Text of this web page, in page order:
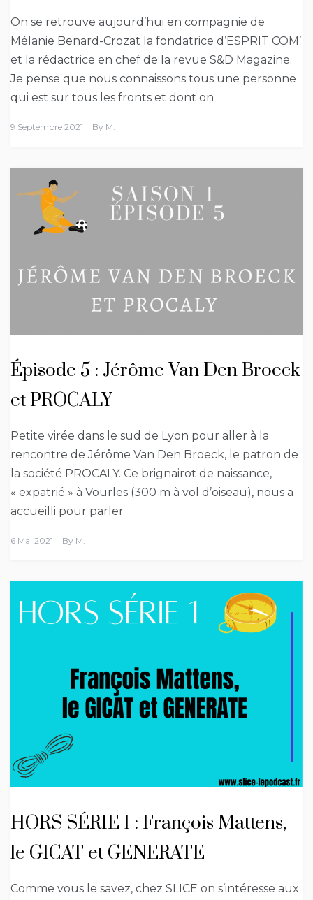
On se retrouve aujourd’hui en compagnie de
Mélanie Benard-Crozat la fondatrice d’ESPRIT COM’
et la rédactrice en chef de la revue S&D Magazine.
Je pense que nous connaissons tous une personne
qui est sur tous les fronts et dont on
9 Septembre 2021 By M.
Épisode 5 : Jérôme Van Den Broeck
et PROCALY
Petite virée dans le sud de Lyon pour aller à la
rencontre de Jérôme Van Den Broeck, le patron de
la société PROCALY. Ce brignairot de naissance,
« expatrié » à Vourles (300 m à vol d’oiseau), nous a
accueilli pour parler
6 Mai 2021 By M.
HORS SÉRIE 1 : François Mattens,
le GICAT et GENERATE
Comme vous le savez, chez SLICE on s’intéresse aux